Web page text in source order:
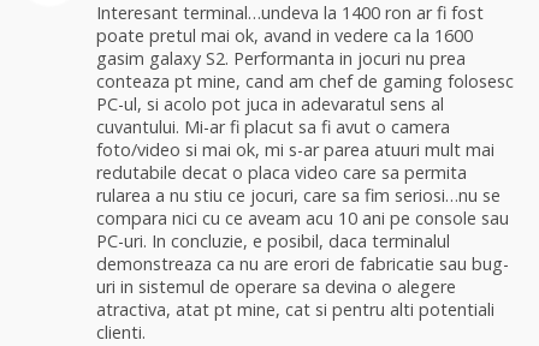
Interesant terminal…undeva la 1400 ron ar fi fost
poate pretul mai ok, avand in vedere ca la 1600
gasim galaxy S2. Performanta in jocuri nu prea
conteaza pt mine, cand am chef de gaming folosesc
PC-ul, si acolo pot juca in adevaratul sens al
cuvantului. Mi-ar fi placut sa fi avut o camera
foto/video si mai ok, mi s-ar parea atuuri mult mai
redutabile decat o placa video care sa permita
rularea a nu stiu ce jocuri, care sa fim seriosi…nu se
compara nici cu ce aveam acu 10 ani pe console sau
PC-uri. In concluzie, e posibil, daca terminalul
demonstreaza ca nu are erori de fabricatie sau bug-
uri in sistemul de operare sa devina o alegere
atractiva, atat pt mine, cat si pentru alti potentiali
clienti.